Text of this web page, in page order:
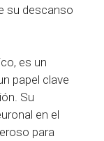
su descanso
es un
papel clave
Su
en el
para